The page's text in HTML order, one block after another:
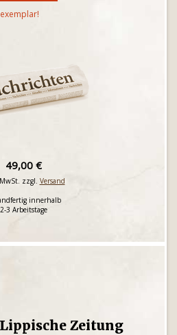
49,00 €
zzgl. Versand
innerhalb
2-3 Arbeitstage
Zeitung